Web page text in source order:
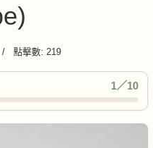
點擊數: 219
1／10